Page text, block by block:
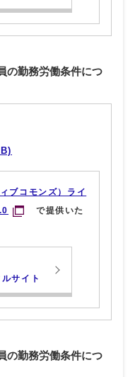
の勤務労働条件につ
ブコモンズ）ライ
で提供いた
サイト
の勤務労働条件につ